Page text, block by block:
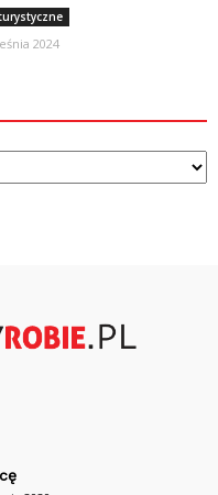
2024